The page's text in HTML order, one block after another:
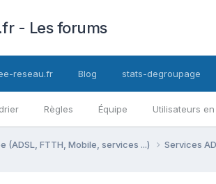
- Les forums
Règles Équipe Utilisateurs
reseau.fr Blog stats-degroupage
(ADSL, FTTH, Mobile, services ...) Services